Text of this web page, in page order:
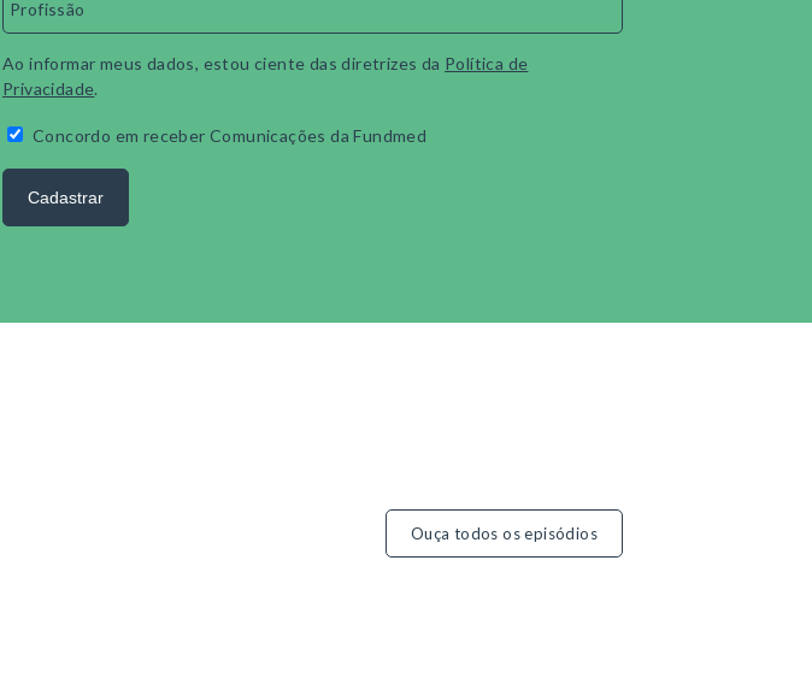
Ao informar meus dados, estou ciente das diretrizes da Política de
Privacidade.
Concordo em receber Comunicações da Fundmed
Ouça todos os episódios